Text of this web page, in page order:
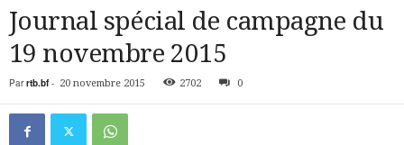
Journal spécial de campagne du
19 novembre 2015
Par rtb.bf- 20 novembre 2015 2702 0